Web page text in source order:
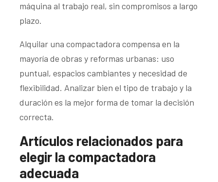
máquina al trabajo real, sin compromisos a largo
plazo.
Alquilar una compactadora compensa en la
mayoría de obras y reformas urbanas: uso
puntual, espacios cambiantes y necesidad de
flexibilidad. Analizar bien el tipo de trabajo y la
duración es la mejor forma de tomar la decisión
correcta.
Artículos relacionados para
elegir la compactadora
adecuada